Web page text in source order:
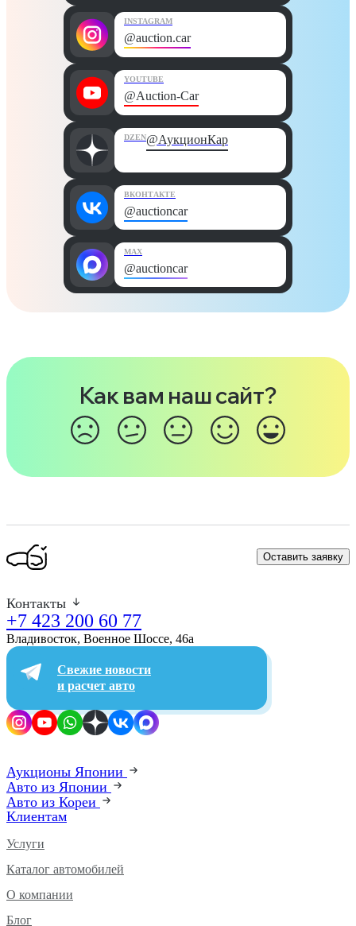
INSTAGRAM
@auction.car
YOUTUBE
@Auction-Car
DZEN@АукционКар
ВКОНТАКТЕ
@auctioncar
MAX
@auctioncar
Как вам наш сайт?
Оставить заявку
Контакты
+7 423 200 60 77
Владивосток, Военное Шоссе, 46а​
Свежие новости
и расчет авто
Аукционы Японии
Авто из Японии
Авто из Кореи
Клиентам
Услуги
Каталог автомобилей
О компании
Блог